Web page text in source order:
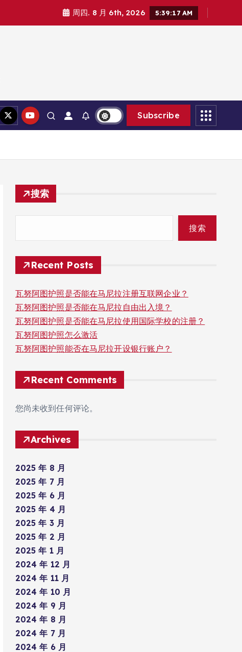
周四. 8 月 6th, 2026 5:39:18 AM
Subscribe
搜索
搜索
Recent Posts
瓦努阿图护照是否能在马尼拉注册互联网企业？
瓦努阿图护照是否能在马尼拉自由出入境？
瓦努阿图护照是否能在马尼拉使用国际学校的注册？
瓦努阿图护照怎么激活
瓦努阿图护照能否在马尼拉开设银行账户？
Recent Comments
您尚未收到任何评论。
Archives
2025 年 8 月
2025 年 7 月
2025 年 6 月
2025 年 4 月
2025 年 3 月
2025 年 2 月
2025 年 1 月
2024 年 12 月
2024 年 11 月
2024 年 10 月
2024 年 9 月
2024 年 8 月
2024 年 7 月
2024 年 6 月